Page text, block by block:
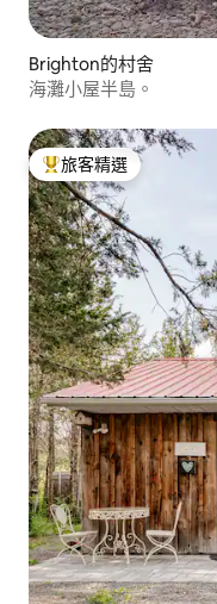
Brighton的村舍
海灘小屋半島。
旅客精選榜首
旅客精選